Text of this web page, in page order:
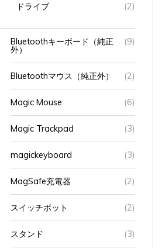
ドライブ (2)
Bluetoothキーボード（純正
外）
(9)
Bluetoothマウス（純正外） (2)
Magic Mouse (6)
Magic Trackpad (3)
magickeyboard (3)
MagSafe充電器 (2)
スイッチボット (2)
スタンド (3)